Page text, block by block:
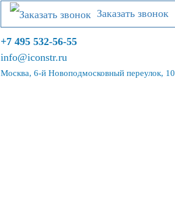
Заказать звонок
+7 495 532-56-55
info@iconstr.ru
Москва, 6-й Новоподмосковный переулок, 10